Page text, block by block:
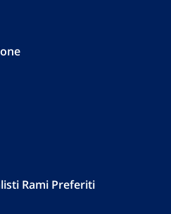
Rami Preferiti